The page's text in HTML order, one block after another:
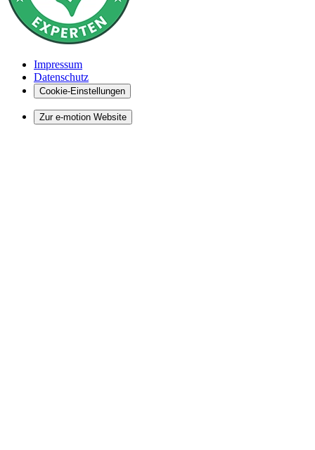
Impressum
Datenschutz
Cookie-Einstellungen
Zur e-motion Website